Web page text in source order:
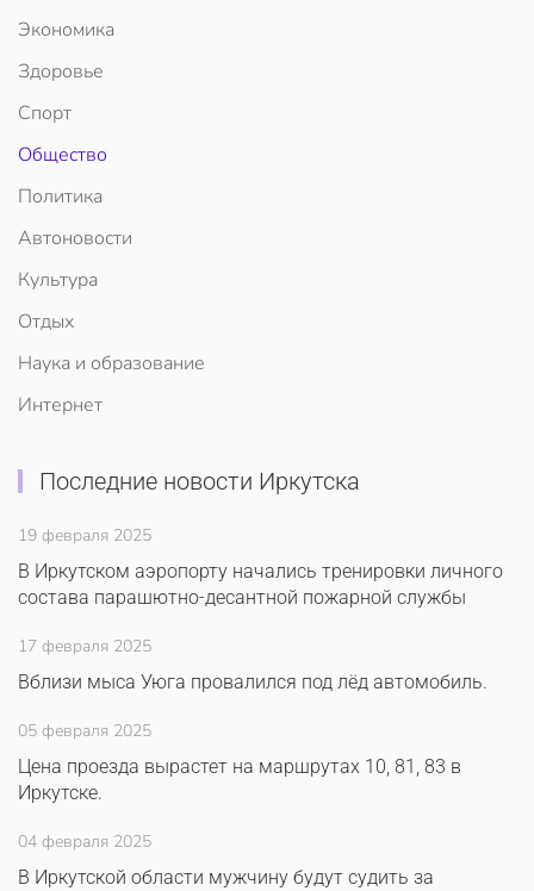
Экономика
Здоровье
Спорт
Общество
Политика
Автоновости
Культура
Отдых
Наука и образование
Интернет
Последние новости Иркутска
19 февраля 2025
В Иркутском аэропорту начались тренировки личного
состава парашютно-десантной пожарной службы
17 февраля 2025
Вблизи мыса Уюга провалился под лёд автомобиль.
05 февраля 2025
Цена проезда вырастет на маршрутах 10, 81, 83 в
Иркутске.
04 февраля 2025
В Иркутской области мужчину будут судить за